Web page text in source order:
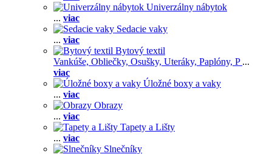
Univerzálny nábytok
... viac
Sedacie vaky
... viac
Bytový textil
Vankúše, Obliečky, Osušky, Uteráky, Paplóny, P ...
viac
Úložné boxy a vaky
... viac
Obrazy
... viac
Tapety a Lišty
... viac
Slnečníky